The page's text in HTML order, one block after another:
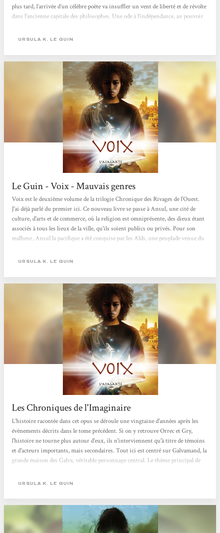
plus tard, l’arrivée d’un célèbre poète va insuffler un vent de liberté et de révolte
dans l’ancienne capitale des philosophes. Une ode à l’indépendance, au pouvoir
URSULA K. LE GUIN
Le Guin - Voix - Mauvais genres
Voix est le deuxième volume de la trilogie Chronique des Rivages de l'Ouest.
J'ai déjà parlé du premier ici. Ce nouveau livre se passe à Ansul, une cité de
culture, d'arts et de commerce, où la religion est omniprésente, des dieux étant
associés à tous les lieux de la ville, qu'ils soient publics ou privés. Pour son
malheur, Ansul la pacifique a été conquise par les Alds, une peuplade venue du
l'écrit et désigne Ansul comme le lieu où se trouve la source du Mal. Le
URSULA K. LE GUIN
Les Chroniques de l'Imaginaire
L'histoire racontée dans cet opus se déroule une vingtaine d'années après les
évènements décrits dans le tome précédent. Si on y retrouve Orrec et Gry,
l'histoire ne tourne plus autour d'eux, ils n'interviennent qu'à titre de témoins
et d'acteurs importants, mais secondaires. Tout ici est centré sur Galvamand, la
grande maison des Galva, véritable personnage central. Le thème principal de
voies, et les voix qu'elle peut emprunter. On y retrouve aussi l'interrogation
URSULA K. LE GUIN